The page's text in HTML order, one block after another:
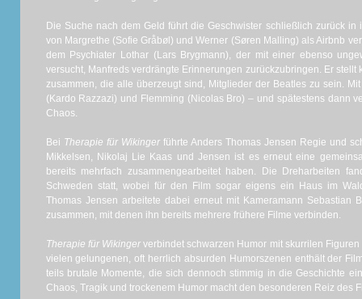
Die Suche nach dem Geld führt die Geschwister schließlich zurück
von Margrethe (Sofie Gråbøl) und Werner (Søren Malling) als Airbnb
dem Psychiater Lothar (Lars Brygmann), der mit einer ebenso
versucht, Manfreds verdrängte Erinnerungen zurückzubringen. Er
zusammen, die alle überzeugt sind, Mitglieder der Beatles zu sein.
(Kardo Razzazi) und Flemming (Nicolas Bro) – und spätestens dann
Chaos.
Bei Therapie für Wikingerführte Anders Thomas Jensen Regie und
Mikkelsen, Nikolaj Lie Kaas und Jensen ist es erneut eine
bereits mehrfach zusammengearbeitet haben. Die Dreharbeiten
Schweden statt, wobei für den Film sogar eigens ein Haus im
Thomas Jensen arbeitete dabei erneut mit Kameramann Sebastian
zusammen, mit denen ihn bereits mehrere frühere Filme verbinden.
Therapie für Wikingerverbindet schwarzen Humor mit skurrilen
vielen gelungenen, oft herrlich absurden Humorszenen enthält der
teils brutale Momente, die sich dennoch stimmig in die Geschichte
Chaos, Tragik und trockenem Humor macht den besonderen Reiz des